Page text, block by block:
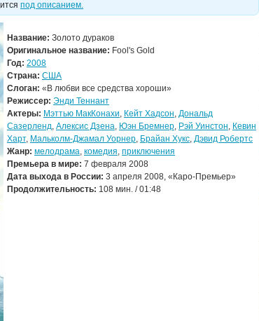
под описанием.
Название: Золото дураков
Оригинальное название: Fool's Gold
Год: 2008
Страна: США
Слоган: «В любви все средства хороши»
Режиссер: Энди Теннант
Актеры: Мэттью МакКонахи, Кейт Хадсон, Дональд
Сазерленд, Алексис Дзена, Юэн Бремнер, Рэй Уинстон, Кевин
Харт, Мальколм-Джамал Уорнер, Брайан Хукс, Дэвид Робертс
Жанр: мелодрама, комедия, приключения
Премьера в мире: 7 февраля 2008
Дата выхода в России: 3 апреля 2008, «Каро-Премьер»
Продолжительность: 108 мин. / 01:48